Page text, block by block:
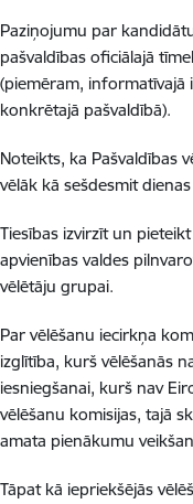
Paziņojumu par
pašvaldības oficiālajā
(piemēram, informatīvajā
konkrētajā pašvaldībā).
Noteikts, ka Pašvaldības
vēlāk kā sešdesmit
Tiesības izvirzīt un
apvienības valdes
vēlētāju grupai.
Par vēlēšanu iecirkņa
izglītība, kurš vēlēšanās
iesniegšanai, kurš nav
vēlēšanu komisijas, tajā
amata pienākumu
Tāpat kā iepriekšējās